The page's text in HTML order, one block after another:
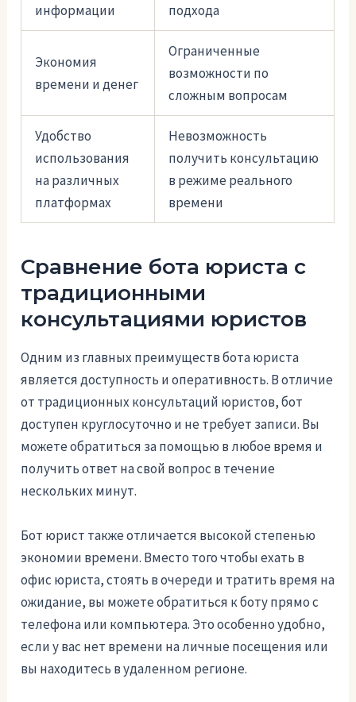
информации
подхода
Экономия
времени и денег
Ограниченные
возможности по
сложным вопросам
Удобство
использования
на различных
платформах
Невозможность
получить консультацию
в режиме реального
времени
Сравнение бота юриста с
традиционными
консультациями юристов
Одним из главных преимуществ бота юриста
является доступность и оперативность. В отличие
от традиционных консультаций юристов, бот
доступен круглосуточно и не требует записи. Вы
можете обратиться за помощью в любое время и
получить ответ на свой вопрос в течение
нескольких минут.
Бот юрист также отличается высокой степенью
экономии времени. Вместо того чтобы ехать в
офис юриста, стоять в очереди и тратить время на
ожидание, вы можете обратиться к боту прямо с
телефона или компьютера. Это особенно удобно,
если у вас нет времени на личные посещения или
вы находитесь в удаленном регионе.